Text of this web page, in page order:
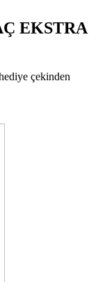
EKSTRA
çekinden